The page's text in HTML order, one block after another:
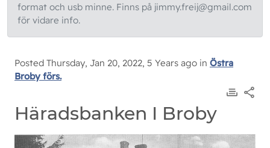
format och usb minne. Finns på jimmy.freij@gmail.com
för vidare info.
Posted Thursday, Jan 20, 2022, 5 Years ago in Östra
Broby förs.
Häradsbanken I Broby